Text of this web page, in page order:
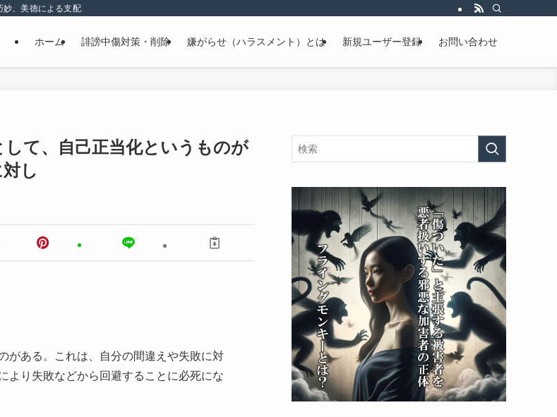
、美徳による支配、精神的な嫌がらせ
ホーム 誹謗中傷対策・削除 嫌がらせ（ハラスメント）とは 新規ユーザー登録 お問い合わせ
て、自己正当化というものが
し
がある。これは、自分の間違えや失敗に対
より失敗などから回避することに必死にな